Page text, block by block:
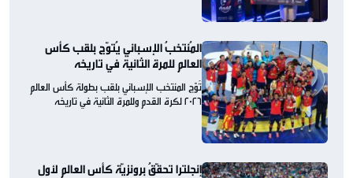
المُنتخبُ الإسباني يُتوّج بلقب كأس
العالم للمرة الثانية في تاريخه
تُوّج المنتخب الإسباني بلقب بطولة كأس العالم
2026 لكرة القدم وللمرة الثانية في تاريخه
إنجلترا تحقّقُ برونزيّة كأس العالم لأول